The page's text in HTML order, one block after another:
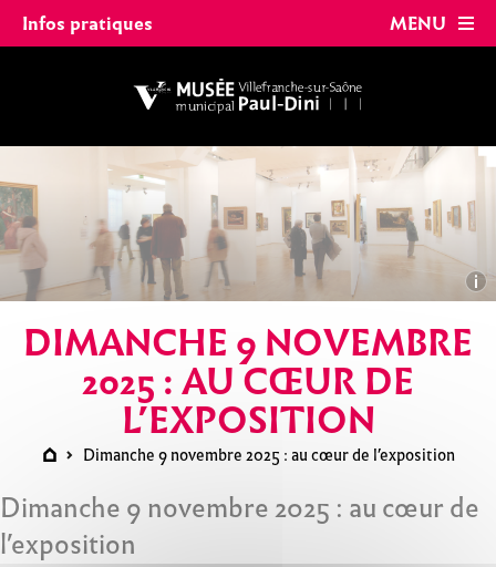
Panneau de gestion des cookies
Infos pratiques MENU
DIMANCHE 9 NOVEMBRE
2025 : AU CŒUR DE
L’EXPOSITION
Dimanche 9 novembre 2025 : au cœur de l’exposition
Dimanche 9 novembre 2025 : au cœur de
l’exposition